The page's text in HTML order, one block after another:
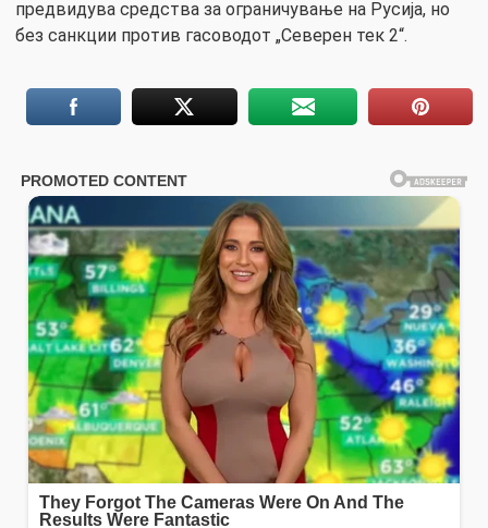
предвидува средства за ограничување на Русија, но
без санкции против гасоводот „Северен тек 2“.